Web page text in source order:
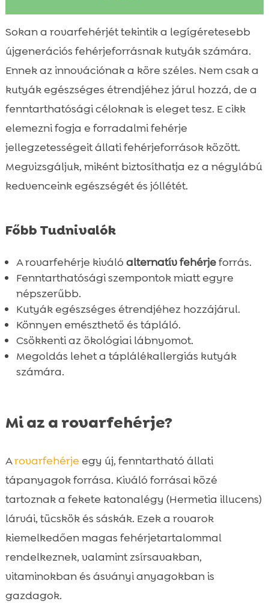
 Mi az a rovarfehérje?
 A rovarfehérje kutyáknak kialakított
előnyei
Miért érdemes rovarfehérjét választani a
kutyáknak?
CricksyDog termékek, amelyek
rovarfehérjét használnak
 A rovarfehérje tápanyagprofilja

A rovarfehérje hatása a kutyák
egészségére
Rovarfehérje és táplálékallergiák
 Hogyan válasszuk ki a megfelelő
rovarfehérjés kutyaeledelt?
 Vélemények és tapasztalatok a
rovarfehérjéről kutyáknak

Hogyan vezessük be a rovarfehérjét a
kutyánk étrendjébe?
Összefoglaló
Sokan a rovarfehérjét tekintik a legígéretesebb
újgenerációs fehérjeforrásnak kutyák számára.
Ennek az innovációnak a köre széles. Nem csak a
kutyák egészséges étrendjéhez járul hozzá, de a
fenntarthatósági céloknak is eleget tesz. E cikk
elemezni fogja e forradalmi fehérje
jellegzetességeit állati fehérjeforrások között.
Megvizsgáljuk, miként biztosíthatja ez a négylábú
kedvenceink egészségét és jóllétét.
Főbb Tudnivalók
A rovarfehérje kiváló alternatív fehérjeforrás.
Fenntarthatósági szempontok miatt egyre
népszerűbb.
Kutyák egészséges étrendjéhez hozzájárul.
Könnyen emészthető és tápláló.
Csökkenti az ökológiai lábnyomot.
Megoldás lehet a táplálékallergiás kutyák
számára.
Mi az a rovarfehérje?
Arovarfehérje egy új, fenntartható állati
tápanyagok forrása. Kiváló forrásai közé
tartoznak a fekete katonalégy (Hermetia illucens)
lárvái, tücskök és sáskák. Ezek a rovarok
kiemelkedően magas fehérjetartalommal
rendelkeznek, valamint zsírsavakban,
vitaminokban és ásványi anyagokban is
gazdagok.